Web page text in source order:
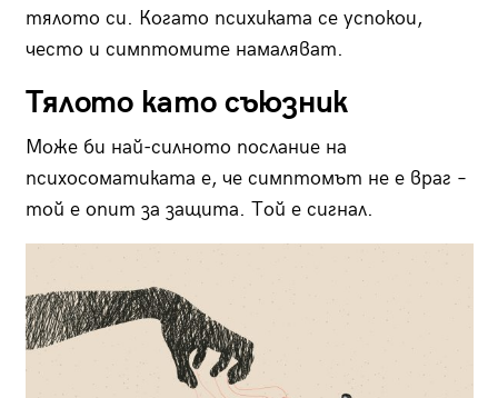
тялото си. Когато психиката се успокои,
често и симптомите намаляват.
Тялото като съюзник
Може би най-силното послание на
психосоматиката е, че симптомът не е враг –
той е опит за защита. Той е сигнал.